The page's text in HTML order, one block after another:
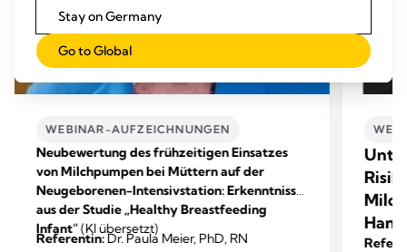
WEBINAR-AUFZEICHNUNGEN
Neubewertung des frühzeitigen Einsatzes
von Milchpumpen bei Müttern auf der
Neugeborenen-Intensivstation: Erkenntnisse
aus der Studie „Healthy Breastfeeding
Infant“(KI übersetzt)
Referentin:Dr. Paula Meier, PhD, RN
Stay on Germany
Go to Global